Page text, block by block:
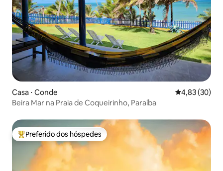
Casa ⋅ Conde 4,83 de uma
4,83 (30)
Beira Mar na Praia de Coqueirinho, Paraíba
Entre os melhores preferidos dos hóspedes
Preferido dos hóspedes